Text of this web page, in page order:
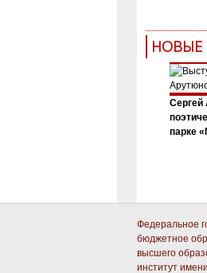
НОВЫЕ
Сергей
парке
Федеральное
бюджетное
высшего
институт